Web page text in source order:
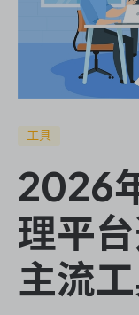
ONES Wiki
ONES Desk
ONES
工具
2026
理平
主流